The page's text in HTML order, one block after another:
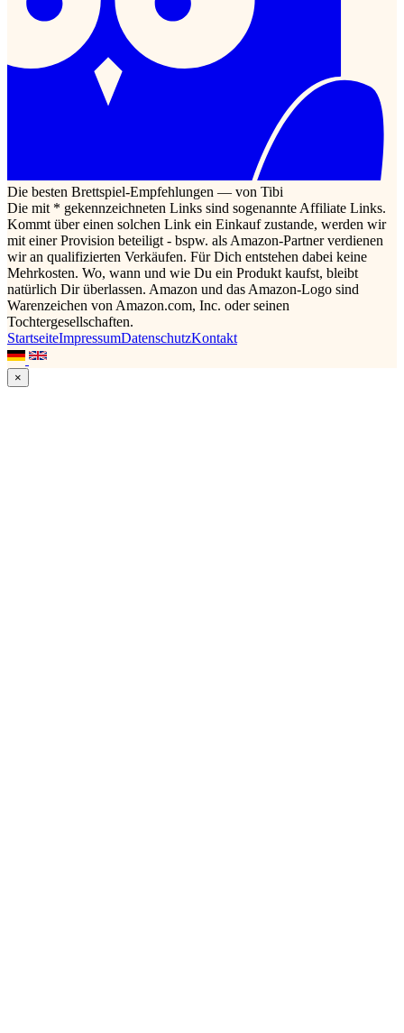
Die besten Brettspiel-Empfehlungen — von Tibi
Die mit * gekennzeichneten Links sind sogenannte Affiliate Links.
Kommt über einen solchen Link ein Einkauf zustande, werden wir
mit einer Provision beteiligt - bspw. als Amazon-Partner verdienen
wir an qualifizierten Verkäufen. Für Dich entstehen dabei keine
Mehrkosten. Wo, wann und wie Du ein Produkt kaufst, bleibt
natürlich Dir überlassen. Amazon und das Amazon-Logo sind
Warenzeichen von Amazon.com, Inc. oder seinen
Tochtergesellschaften.
StartseiteImpressumDatenschutzKontakt
×